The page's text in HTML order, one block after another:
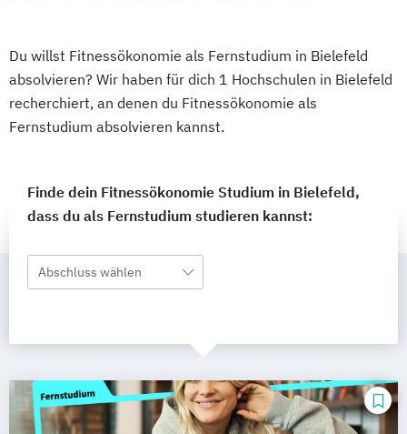
Du willst Fitnessökonomie als Fernstudium in Bielefeld
absolvieren? Wir haben für dich 1 Hochschulen in Bielefeld
recherchiert, an denen du Fitnessökonomie als
Fernstudium absolvieren kannst.
Finde dein Fitnessökonomie Studium in Bielefeld,
dass du als Fernstudium studieren kannst:
Abschluss wählen